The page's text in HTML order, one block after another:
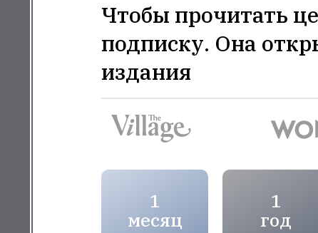
Чтобы прочитать
подписку. Она
издания
1
месяц
1
год